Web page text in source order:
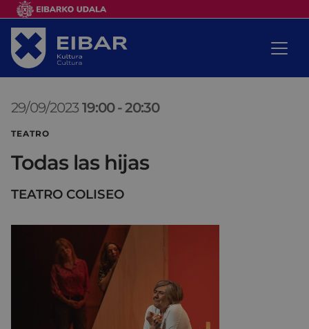
29/09/2023 19:00 -20:30
TEATRO
Todas las hijas
TEATRO COLISEO